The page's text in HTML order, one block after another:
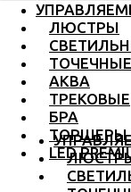
ЛЮСТРЫ
ТОЧЕЧНЫЕ
АКВА
ТРЕКОВЫЕ
БРА
LED